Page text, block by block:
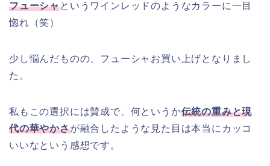
フューシャというワインレッドのようなカラーに一目
惚れ（笑）
少し悩んだものの、フューシャお買い上げとなりまし
た。
私もこの選択には賛成で、何というか伝統の重みと現
代の華やかさが融合したような見た目は本当にカッコ
いいなという感想です。